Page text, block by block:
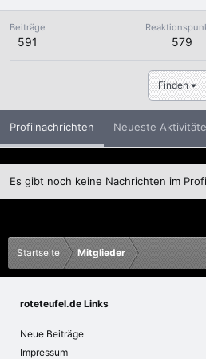
Beiträge
591 579
Finden
Profilnachrichten Neueste
Es gibt noch keine Nachrichten im
Startseite Mitglieder
roteteufel.de Links
Neue Beiträge
Impressum